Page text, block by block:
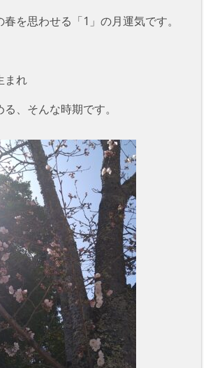
を思わせる「1」の月運気です。
まれ
、そんな時期です。